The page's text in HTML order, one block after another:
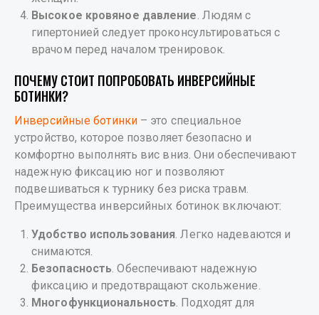
Высокое кровяное давление. Людям с
гипертонией следует проконсультироваться с
врачом перед началом тренировок.
ПОЧЕМУ СТОИТ ПОПРОБОВАТЬ ИНВЕРСИЙНЫЕ
БОТИНКИ?
Инверсийные ботинки– это специальное
устройство, которое позволяет безопасно и
комфортно выполнять вис вниз. Они обеспечивают
надежную фиксацию ног и позволяют
подвешиваться к турнику без риска травм.
Преимущества инверсийных ботинок включают:
Удобство использования. Легко надеваются и
снимаются.
Безопасность. Обеспечивают надежную
фиксацию и предотвращают скольжение.
Многофункциональность. Подходят для